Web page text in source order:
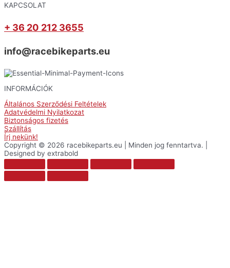
KAPCSOLAT
+ 36 20 212 3655
info@racebikeparts.eu
INFORMÁCIÓK
Általános Szerződési Feltételek
Adatvédelmi Nyilatkozat
Biztonságos fizetés
Szállítás
Írj nekünk!
Copyright © 2026 racebikeparts.eu | Minden jog fenntartva. |
Designed by extrabold